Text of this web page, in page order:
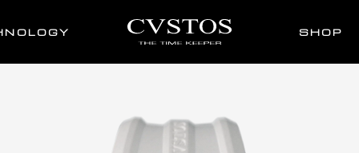
SHOP
SEA LINER CHRONO